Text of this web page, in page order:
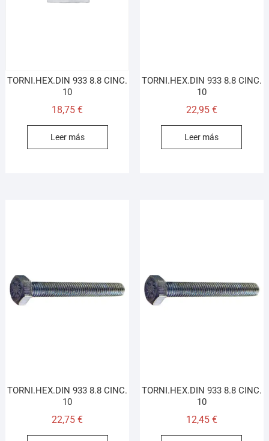
TORNI.HEX.DIN 933 8.8 CINC.
10
18,75€
Leer más
TORNI.HEX.DIN 933 8.8 CINC.
10
22,95 €
Leer más
TORNI.HEX.DIN 933 8.8 CINC.
10
22,75€
TORNI.HEX.DIN 933 8.8 CINC.
10
12,45 €
¡Hola! Soy el asesor virtual de Ferretería El Arroyo.
Cuéntame qué necesitas y te ayudo a encontrarlo,